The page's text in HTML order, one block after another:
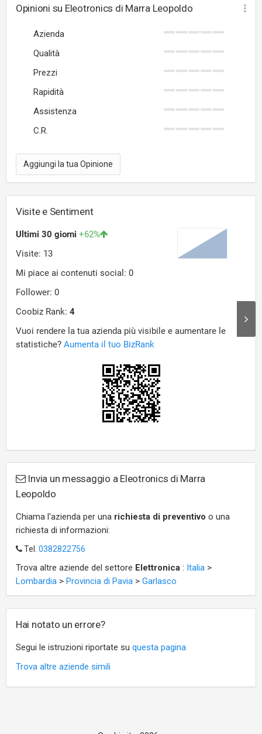
Opinioni su Eleotronics di Marra Leopoldo
Azienda
Qualità
Prezzi
Rapidità
Assistenza
C.R.
Aggiungi la tua Opinione
Visite e Sentiment
Invia un messaggio a Eleotronics di Marra
Leopoldo
Chiama l'azienda per una richiesta di preventivo o una
richiesta di informazioni:
Tel. 0382822756
Trova altre aziende del settore Elettronica : Italia >
Lombardia > Provincia di Pavia > Garlasco
Hai notato un errore?
Segui le istruzioni riportate su questa pagina
Trova altre aziende simili